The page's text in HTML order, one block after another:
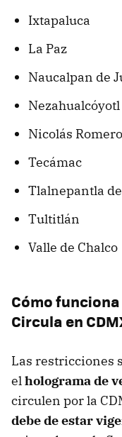
Ixtapaluca
La Paz
Naucalpan de
Nezahualcóyotl
Nicolás Romero
Tecámac
Tlalnepantla
Tultitlán
Valle de Chalco
Cómo
Circula en
Las restricciones
elholograma de
circulen por la
debe de estar